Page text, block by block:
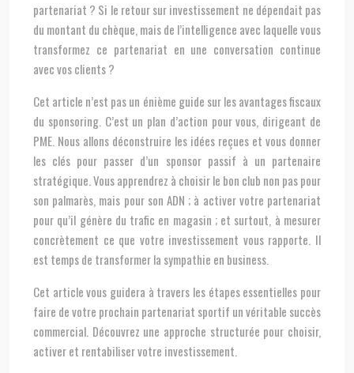
partenariat ? Si le retour sur investissement ne dépendait pas
du montant du chèque, mais de l’intelligence avec laquelle vous
transformez ce partenariat en une conversation continue
avec vos clients ?
Cet article n’est pas un énième guide sur les avantages fiscaux
du sponsoring. C’est un plan d’action pour vous, dirigeant de
PME. Nous allons déconstruire les idées reçues et vous donner
les clés pour passer d’un sponsor passif à un partenaire
stratégique. Vous apprendrez à choisir le bon club non pas pour
son palmarès, mais pour son ADN ; à activer votre partenariat
pour qu’il génère du trafic en magasin ; et surtout, à mesurer
concrètement ce que votre investissement vous rapporte. Il
est temps de transformer la sympathie en business.
Cet article vous guidera à travers les étapes essentielles pour
faire de votre prochain partenariat sportif un véritable succès
commercial. Découvrez une approche structurée pour choisir,
activer et rentabiliser votre investissement.